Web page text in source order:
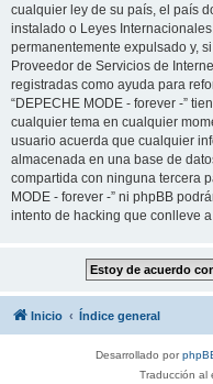
cualquier ley de su país, el país
instalado o Leyes
permanentemente expulsado y,
Proveedor de Servicios de
registradas como ayuda para
“DEPECHE MODE - forever -”
cualquier tema en cualquier
usuario acuerda que cualquier
almacenada en una base de
compartida con ninguna tercera
MODE - forever -” ni phpBB
intento de hacking que conlleve
Inicio Índice general
Desarrollado por
Traducción al